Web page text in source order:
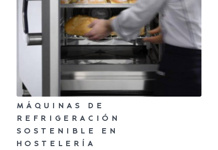
MÁQUINAS DE
REFRIGERACIÓN
SOSTENIBLE EN
HOSTELERÍA